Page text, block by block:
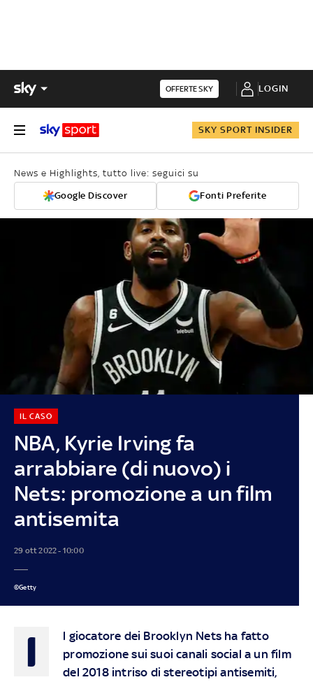
OFFERTE SKY LOGIN
SKY SPORT INSIDER
News e Highlights, tutto live: seguici su
Google Discover Fonti Preferite
NBA, Kyrie Irving fa
arrabbiare (di nuovo) i
Nets: promozione a un film
antisemita
IL CASO
29 ott 2022 - 10:00
©Getty
I
l giocatore dei Brooklyn Nets ha fatto
promozione sui suoi canali social a un film
del 2018 intriso di stereotipi antisemiti,